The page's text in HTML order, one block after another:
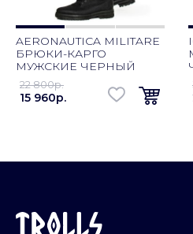
AERONAUTICA MILITARE
БРЮКИ-КАРГО
МУЖСКИЕ ЧЕРНЫЙ
22 800p.
15 960p.